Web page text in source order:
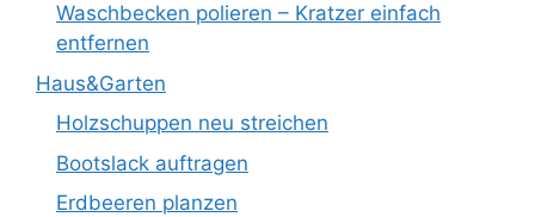
Waschbecken polieren – Kratzer einfach
entfernen
Haus&Garten
Holzschuppen neu streichen
Bootslack auftragen
Erdbeeren planzen